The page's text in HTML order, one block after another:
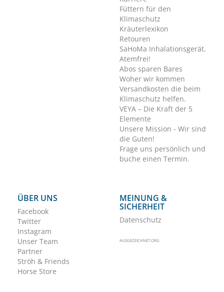
Füttern für den
Klimaschutz
Kräuterlexikon
Retouren
SaHoMa Inhalationsgerät.
Atemfrei!
Abos sparen Bares
Woher wir kommen
Versandkosten die beim
Klimaschutz helfen.
VEYA – Die Kraft der 5
Elemente
Unsere Mission - Wir sind
die Guten!
Frage uns persönlich und
buche einen Termin.
ÜBER UNS
Facebook
Twitter
Instagram
Unser Team
Partner
Ströh & Friends
Horse Store
MEINUNG &
SICHERHEIT
Datenschutz
AUSGEZEICHNET.ORG